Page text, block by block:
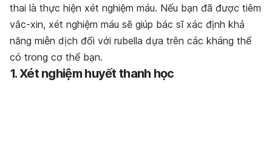
thai là thực hiện xét nghiệm máu. Nếu bạn đã được tiêm
vắc-xin, xét nghiệm máu sẽ giúp bác sĩ xác định khả
năng miễn dịch đối với rubella dựa trên các kháng thể
có trong cơ thể bạn.
1. Xét nghiệm huyết thanh học